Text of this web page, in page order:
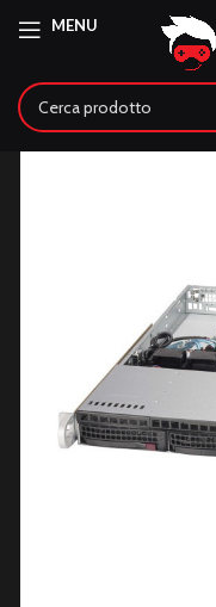
MENU